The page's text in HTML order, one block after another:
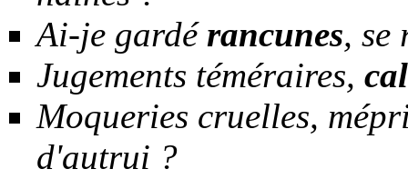
Ai-je gardérancunes, se
Jugements téméraires,
Moqueries cruelles,
d'autrui ?